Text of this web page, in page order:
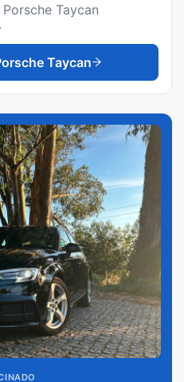
Porsche Taycan
Taycan